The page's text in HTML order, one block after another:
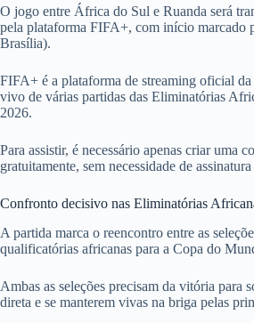
O jogo entre África do Sul e Ruanda será
pela plataforma FIFA+, com início marcado
Brasília).
FIFA+ é a plataforma de streaming oficial
vivo de várias partidas das Eliminatórias
2026.
Para assistir, é necessário apenas criar uma
gratuitamente, sem necessidade de
Confronto decisivo nas Eliminatórias
A partida marca o reencontro entre as
qualificatórias africanas para a Copa do
Ambas as seleções precisam da vitória para
direta e se manterem vivas na briga pelas